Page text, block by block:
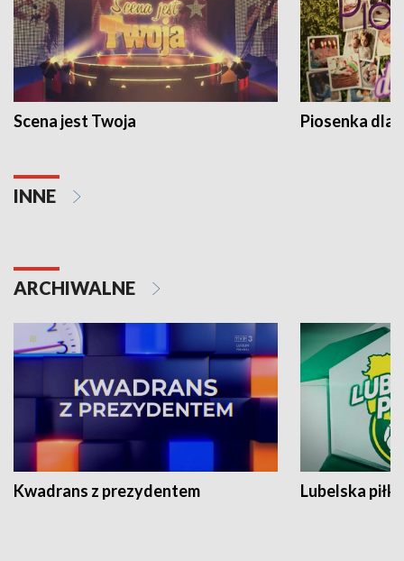
Scena jest Twoja Piosenka dla
INNE
ARCHIWALNE
Kwadrans z prezydentem Lubelska piłka